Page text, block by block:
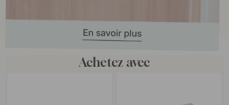
Achetez avec